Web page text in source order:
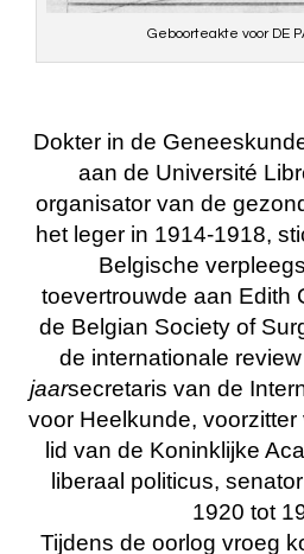
Geboorteakte voor DE
Dokter in de
aan de Université
organisator van de
het leger in 1914-1918,
Belgische
toevertrouwde aan Edith
de Belgian Society of
de internationale review
jaarsecretaris van de
voor Heelkunde,
lid van de Koninklijke
liberaal politicus,
1920 tot
Tijdens de oorlog vroeg